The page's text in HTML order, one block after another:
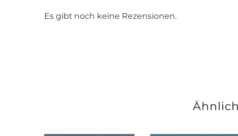
Es gibt noch keine Rezensionen.